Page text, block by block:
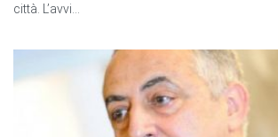
città. L’avvi...